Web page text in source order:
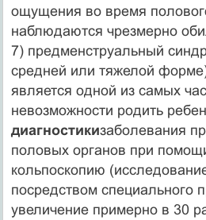
ощущения во время
наблюдаются чрезмерно
7) предменструальный
средней или тяжелой
является одной из самых
невозможности родить
диагностикизаболевания
половых органов при
кольпоскопию
посредством специального
увеличение примерно в 30